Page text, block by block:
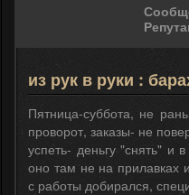
из рук в руки :
Пятница-суббота, не
проворот, заказы- не
успеть- деньгу "снять" и
оно там не на прилавках
с работы добирался,